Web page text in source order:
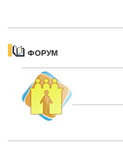
ФОРУМ